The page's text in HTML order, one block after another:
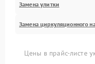
Замена улитки
Замена циркуляционного
Цены в прайс-листе